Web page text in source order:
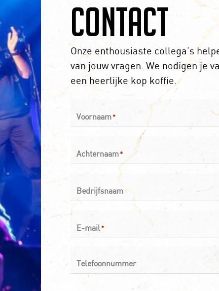
Contact
Onze enthousiaste collega’s
van jouw vragen. We nodigen je
een heerlijke kop koffie.
Voornaam *
Achternaam *
Bedrijfsnaam
E-mail *
Telefoonnummer